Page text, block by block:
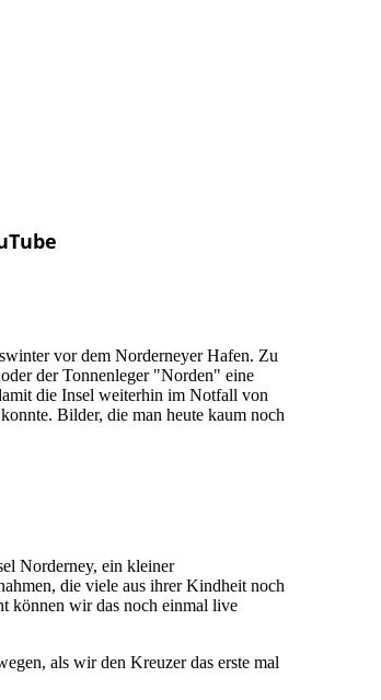
vor dem Norderneyer Hafen. Zu
der Tonnenleger "Norden" eine
die Insel weiterhin im Notfall von
Bilder, die man heute kaum noch
Norderney, ein kleiner
die viele aus ihrer Kindheit noch
können wir das noch einmal live
als wir den Kreuzer das erste mal